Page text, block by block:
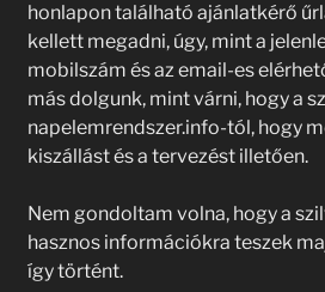
honlapon található ajánlatkérő
kellett megadni, úgy, mint a
mobilszám és az email-es
más dolgunk, mint várni, hogy a
napelemrendszer.info-tól, hogy
kiszállást és a tervezést illetően.
Nem gondoltam volna, hogy a
hasznos információkra teszek
így történt.